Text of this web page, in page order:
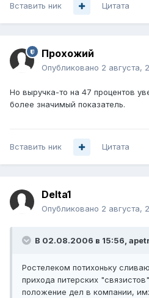
Вставить ник Цитата
Прохожий
Опубликовано 2 августа,
Но выручка-то на 47 процентов
более значимый показатель.
Вставить ник Цитата
Delta1
Опубликовано 2 августа,
В 02.08.2006 в 15:56,
Ростелеком потихоньку
прихода питерских
положение дел в компании,